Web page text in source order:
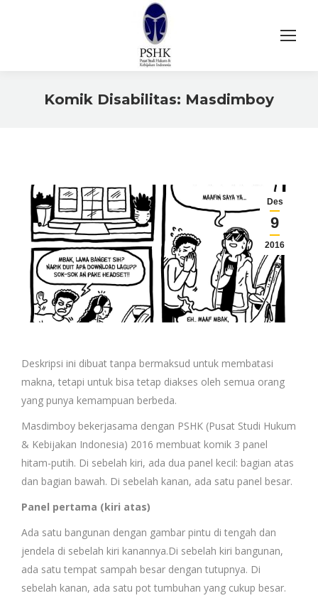
Komik Disabilitas: Masdimboy
Des
9
2016
Deskripsi ini dibuat tanpa bermaksud untuk membatasi
makna, tetapi untuk bisa tetap diakses oleh semua orang
yang punya kemampuan berbeda.
Masdimboy bekerjasama dengan PSHK (Pusat Studi Hukum
& Kebijakan Indonesia) 2016 membuat komik 3 panel
hitam-putih. Di sebelah kiri, ada dua panel kecil: bagian atas
dan bagian bawah. Di sebelah kanan, ada satu panel besar.
Panel pertama (kiri atas)
Ada satu bangunan dengan gambar pintu di tengah dan
jendela di sebelah kiri kanannya.Di sebelah kiri bangunan,
ada satu tempat sampah besar dengan tutupnya. Di
sebelah kanan, ada satu pot tumbuhan yang cukup besar.